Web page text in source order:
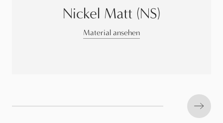
Nickel Matt (NS)
Material ansehen
Next